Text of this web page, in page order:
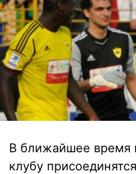
В ближайшее время
клубу